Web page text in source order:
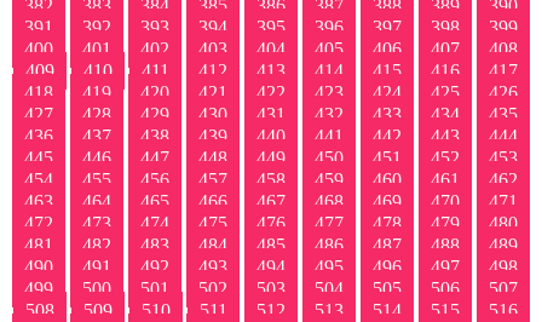
382
383 384 385 386 387 388 389
390
391
392 393 394 395 396 397 398
399
400
401 402 403 404 405 406 407
408
409
410 411 412 413 414 415 416
417
418
419 420 421 422 423 424 425
426
427
428 429 430 431 432 433 434
435
436
437 438 439 440 441 442 443
444
445
446 447 448 449 450 451 452
453
454
455 456 457 458 459 460 461
462
463
464 465 466 467 468 469 470
471
472
473 474 475 476 477 478 479
480
481
482 483 484 485 486 487 488
489
490
491 492 493 494 495 496 497
498
499
500 501 502 503 504 505 506
507
508
509 510 511 512 513 514 515
516